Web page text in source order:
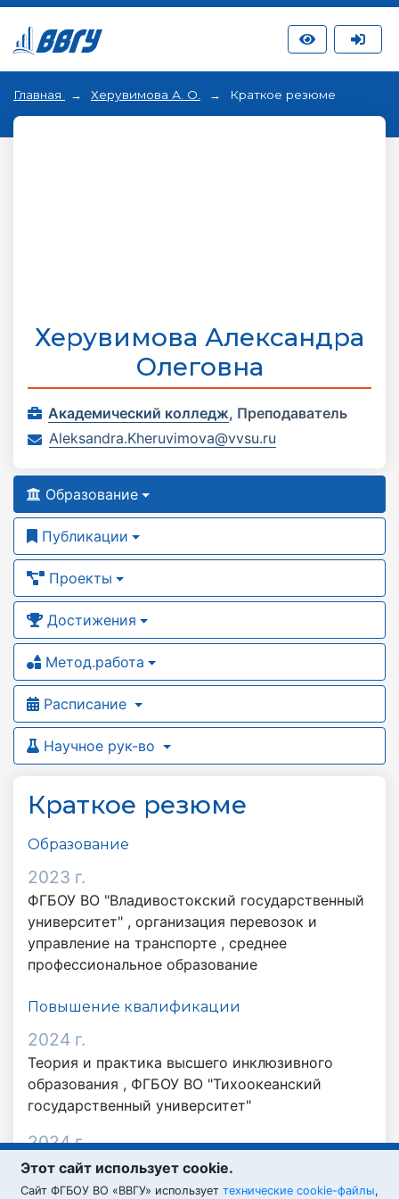
Главная Херувимова А. О. Краткое резюме
Херувимова Александра
Олеговна
Академический колледж, Преподаватель
Aleksandra.Kheruvimova@vvsu.ru
Образование
Публикации
Проекты
Достижения
Метод.работа
Расписание
Научное рук-во
Краткое резюме
Образование
2023 г.
ФГБОУ ВО "Владивостокский государственный
университет" , организация перевозок и
управление на транспорте , среднее
профессиональное образование
Повышение квалификации
2024 г.
Теория и практика высшего инклюзивного
образования , ФГБОУ ВО "Тихоокеанский
государственный университет"
2024 г.
Основы профилактики коррупции , ФГБОУ ВО
"Тихоокеанский государственный университет"
Этот сайт использует cookie.
Cайт ФГБОУ ВО «ВВГУ» использует технические cookie-файлы,